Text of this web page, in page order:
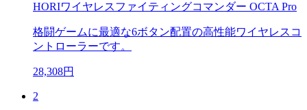
HORIワイヤレスファイティングコマンダー OCTA Pro
格闘ゲームに最適な6ボタン配置の高性能ワイヤレスコ
ントローラーです。
28,308円
2